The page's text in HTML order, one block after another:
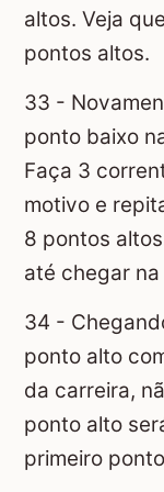
altos. Veja
pontos altos.
33 -
ponto baixo
Faça 3
motivo e
8 pontos
até chegar
34 -
ponto alto
da carreira,
ponto alto
primeiro